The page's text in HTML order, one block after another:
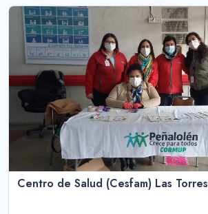
Centro de Salud (Cesfam) Las Torres